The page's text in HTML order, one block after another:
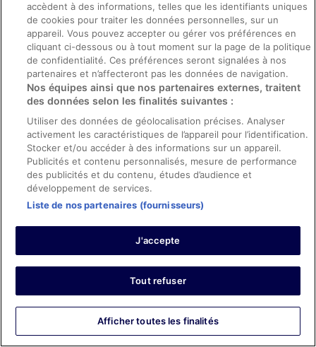
Avis vérifié
10/10 Excellent
Jennifer
5 juin 2024
Les points forts : Propreté, personnel et service, équipements
et infrastructures et conditions de l’hébergement
The hotel is so fun! Loved my room, breakfast was great!
Right in the middle of everything!
Séjour de 2 nuits en juin 2024
Laura
et infrastructures et conditions de l’hébergement
Traduire avec Google
The writing on the mirror was so cute as well as the
accèdent à des informations, telles que les identifiants uniques
de cookies pour traiter les données personnelles, sur un
appareil. Vous pouvez accepter ou gérer vos préférences en
cliquant ci-dessous ou à tout moment sur la page de la politique
de confidentialité. Ces préférences seront signalées à nos
partenaires et n’affecteront pas les données de navigation.
Nos équipes ainsi que nos partenaires externes, traitent
des données selon les finalités suivantes :
Utiliser des données de géolocalisation précises. Analyser
activement les caractéristiques de l’appareil pour l’identification.
Stocker et/ou accéder à des informations sur un appareil.
Publicités et contenu personnalisés, mesure de performance
des publicités et du contenu, études d’audience et
développement de services.
Liste de nos partenaires (fournisseurs)
J'accepte
Tout refuser
Afficher toutes les finalités